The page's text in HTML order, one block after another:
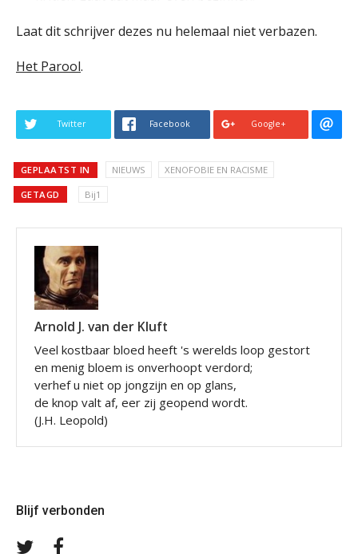
Laat dit schrijver dezes nu helemaal niet verbazen.
Het Parool.
Twitter Facebook Google+
GEPLAATST IN NIEUWS XENOFOBIE EN RACISME
GETAGD Bij1
Arnold J. van der Kluft
Veel kostbaar bloed heeft 's werelds loop gestort
en menig bloem is onverhoopt verdord;
verhef u niet op jongzijn en op glans,
de knop valt af, eer zij geopend wordt.
(J.H. Leopold)
Blijf verbonden
Volg